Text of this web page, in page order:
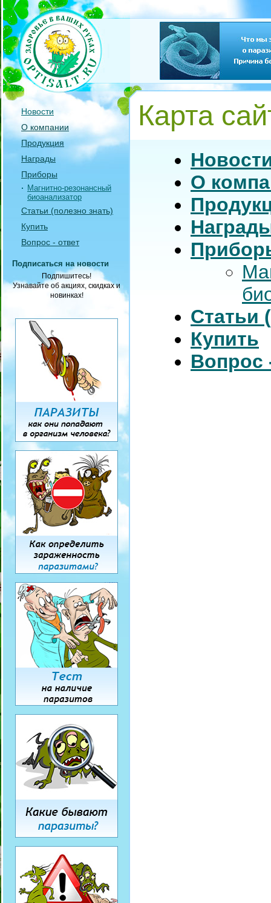
Новости
О компании
Продукция
Награды
Приборы
Магнитно-резонансный
биоанализатор
Статьи (полезно знать)
Купить
Вопрос - ответ
Подписаться на новости
Подпишитесь!
Узнавайте об акциях, скидках и
новинках!
Карта
О
Статьи
Купить
Вопрос